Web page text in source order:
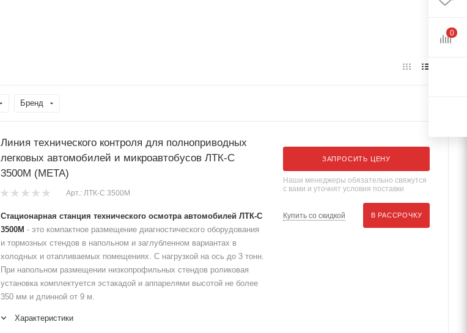
Бренд
Линия технического контроля для полноприводных
легковых автомобилей и микроавтобусов ЛТК-С
3500М (МЕТА)
Арт.: ЛТК-С 3500М
Стационарная станция технического осмотра автомобилей ЛТК-С
3500М - это компактное размещение диагностического оборудования
и тормозных стендов в напольном и заглубленном вариантах в
холодных и отапливаемых помещениях. С нагрузкой на ось до 3 тонн.
При напольном размещении низкопрофильных стендов роликовая
установка комплектуется эстакадой и аппарелями высотой не более
350 мм и длинной от 9 м.
Характеристики
ЗАПРОСИТЬ ЦЕНУ
Наши менеджеры обязательно свяжутся
с вами и уточнят условия поставки
Купить со скидкой В РАССРОЧКУ
0